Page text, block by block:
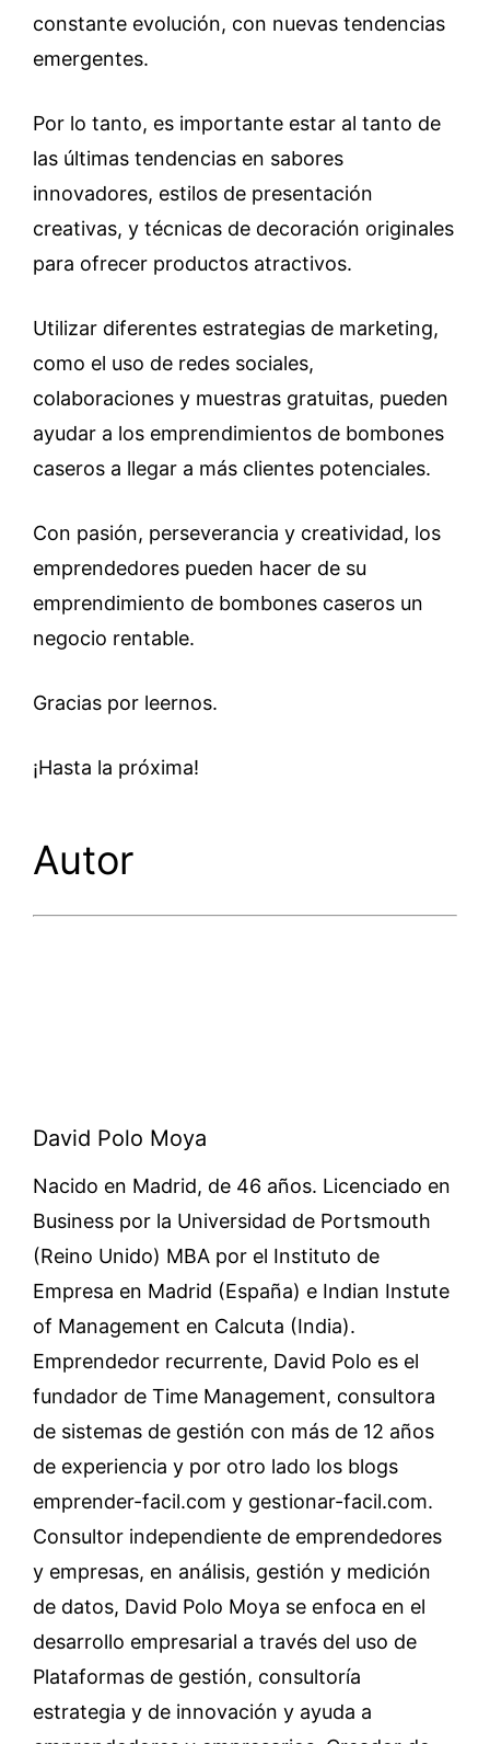
constante evolución, con nuevas tendencias
emergentes.
Por lo tanto, es importante estar al tanto de
las últimas tendencias en sabores
innovadores, estilos de presentación
creativas, y técnicas de decoración originales
para ofrecer productos atractivos.
Utilizar diferentes estrategias de marketing,
como el uso de redes sociales,
colaboraciones y muestras gratuitas, pueden
ayudar a los emprendimientos de bombones
caseros a llegar a más clientes potenciales.
Con pasión, perseverancia y creatividad, los
emprendedores pueden hacer de su
emprendimiento de bombones caseros un
negocio rentable.
Gracias por leernos.
¡Hasta la próxima!
Autor
David Polo Moya
Nacido en Madrid, de 46 años. Licenciado en
Business por la Universidad de Portsmouth
(Reino Unido) MBA por el Instituto de
Empresa en Madrid (España) e Indian Instute
of Management en Calcuta (India).
Emprendedor recurrente, David Polo es el
fundador de Time Management, consultora
de sistemas de gestión con más de 12 años
de experiencia y por otro lado los blogs
emprender-facil.com y gestionar-facil.com.
Consultor independiente de emprendedores
y empresas, en análisis, gestión y medición
de datos, David Polo Moya se enfoca en el
desarrollo empresarial a través del uso de
Plataformas de gestión, consultoría
estrategia y de innovación y ayuda a